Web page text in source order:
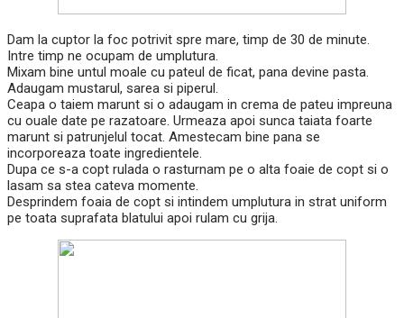
Dam la cuptor la foc potrivit spre mare, timp de 30 de minute.
Intre timp ne ocupam de umplutura.
Mixam bine untul moale cu pateul de ficat, pana devine pasta.
Adaugam mustarul, sarea si piperul.
Ceapa o taiem marunt si o adaugam in crema de pateu impreuna
cu ouale date pe razatoare. Urmeaza apoi sunca taiata foarte
marunt si patrunjelul tocat. Amestecam bine pana se
incorporeaza toate ingredientele.
Dupa ce s-a copt rulada o rasturnam pe o alta foaie de copt si o
lasam sa stea cateva momente.
Desprindem foaia de copt si intindem umplutura in strat uniform
pe toata suprafata blatului apoi rulam cu grija.